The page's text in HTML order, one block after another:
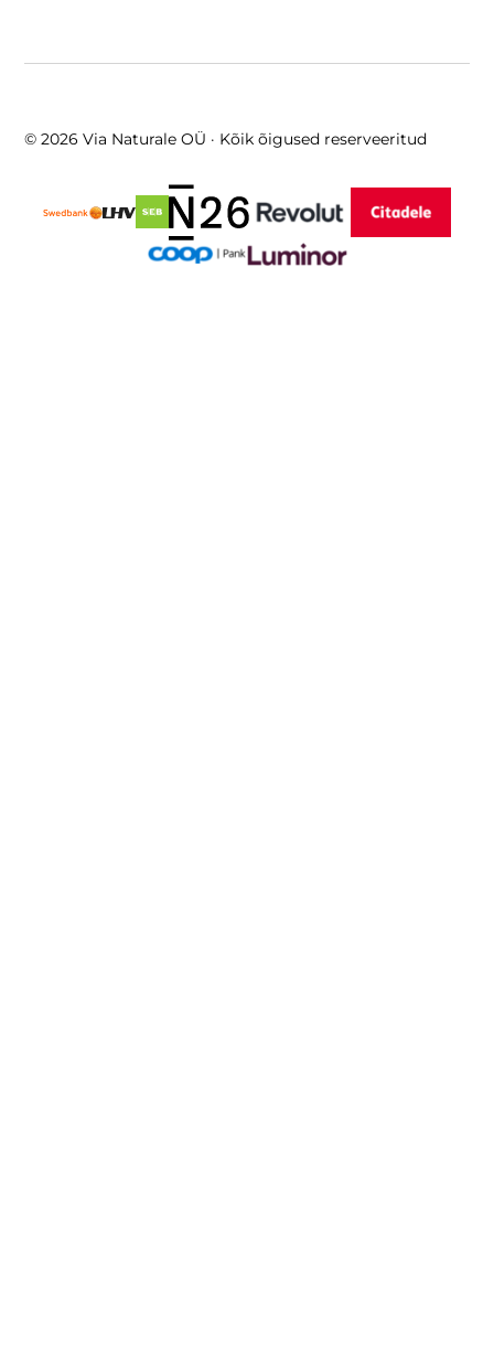
© 2026 Via Naturale OÜ · Kõik õigused reserveeritud